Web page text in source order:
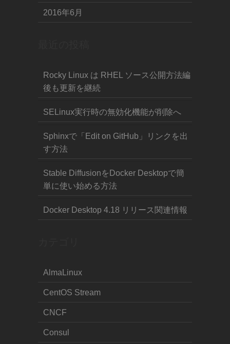
2016年6月
Rocky Linux は RHEL ソース公開方法編
後も更新を継続
SELinux実行時の無効化機能が削除へ
Sphinxで「Edit on GitHub」リンクを出
す方法
Stable DiffusionをDocker Desktopで簡
単に使い始める方法
Docker Desktop 4.18 リリース関連情報
AlmaLinux
CentOS Stream
CNCF
Consul